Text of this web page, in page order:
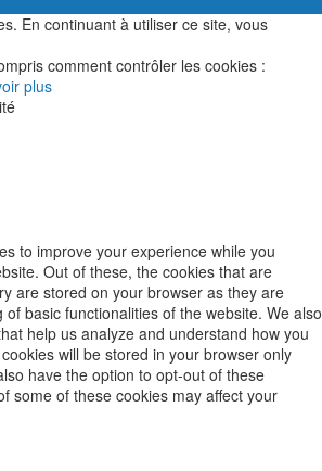
En continuant à utiliser ce site, vous
comment contrôler les cookies :
plus
to improve your experience while you
Out of these, the cookies that are
are stored on your browser as they are
basic functionalities of the website. We also
help us analyze and understand how you
will be stored in your browser only
have the option to opt-out of these
some of these cookies may affect your